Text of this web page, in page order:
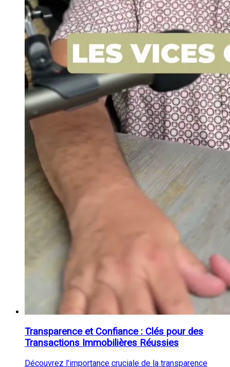
Transparence et Confiance : Clés pour des
Transactions Immobilières Réussies
Découvrez l'importance cruciale de la transparence